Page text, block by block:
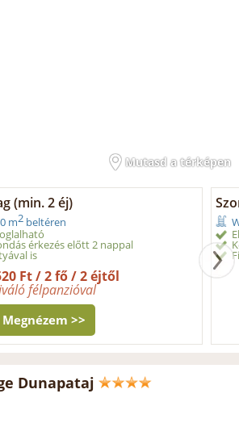
Mutasd a térképen
(min. 2 éj)
m2 beltéren
érkezés előtt 2 nappal
is
Ft / 2 fő / 2 éjtől
félpanzióval
Megnézem >>
Dunapataj